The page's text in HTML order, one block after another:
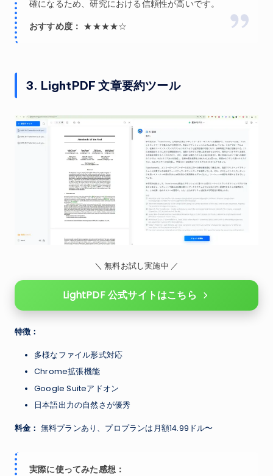
確になるため、研究における信頼性が高いです。
おすすめ度： ★★★★☆
3. LightPDF 文章要約ツール
＼ 無料お試し実施中 ／
LightPDF 公式サイトはこちら
特徴：
多様なファイル形式対応
Chrome拡張機能
Google Suiteアドオン
日本語出力の自然さが優秀
料金： 無料プランあり、プロプランは月額14.99ドル〜
実際に使ってみた感想：